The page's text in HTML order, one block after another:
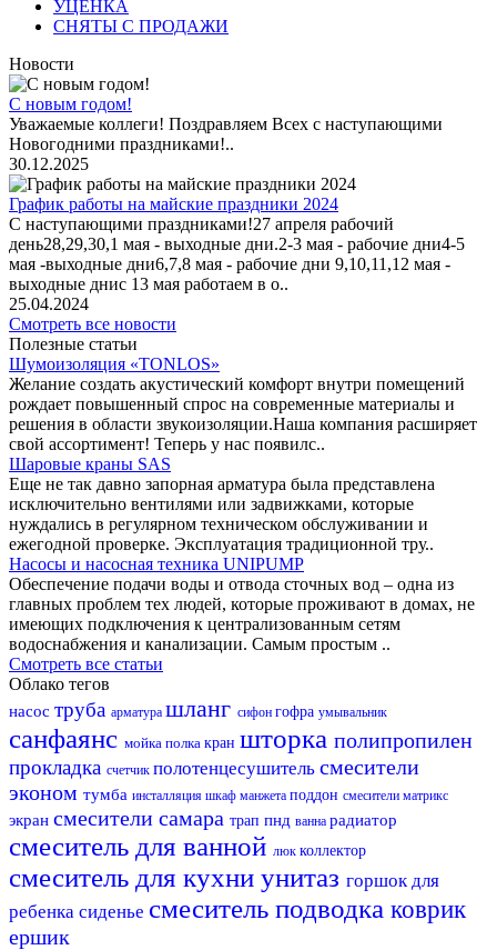
УЦЕНКА
СНЯТЫ С ПРОДАЖИ
Новости
С новым годом!
Уважаемые коллеги! Поздравляем Всех с наступающими
Новогодними праздниками!..
30.12.2025
График работы на майские праздники 2024
С наступающими праздниками!27 апреля рабочий
день28,29,30,1 мая - выходные дни.2-3 мая - рабочие дни4-5
мая -выходные дни6,7,8 мая - рабочие дни 9,10,11,12 мая -
выходные днис 13 мая работаем в о..
25.04.2024
Смотреть все новости
Полезные статьи
Шумоизоляция «TONLOS»
Желание создать акустический комфорт внутри помещений
рождает повышенный спрос на современные материалы и
решения в области звукоизоляции.Наша компания расширяет
свой ассортимент! Теперь у нас появилс..
Шаровые краны SAS
Еще не так давно запорная арматура была представлена
исключительно вентилями или задвижками, которые
нуждались в регулярном техническом обслуживании и
ежегодной проверке. Эксплуатация традиционной тру..
Насосы и насосная техника UNIPUMP
Обеспечение подачи воды и отвода сточных вод – одна из
главных проблем тех людей, которые проживают в домах, не
имеющих подключения к централизованным сетям
водоснабжения и канализации. Самым простым ..
Смотреть все статьи
Облако тегов
насос труба арматура шланг сифон гофра умывальник
санфаянс мойка полка кран шторка полипропилен
прокладка счетчик полотенцесушитель смесители
эконом тумба инсталляция шкаф манжета поддон смесители матрикс
экран смесители самара трап пнд ванна радиатор
смеситель для ванной люк коллектор
смеситель для кухни унитаз горшок для
ребенка сиденье смеситель подводка коврик
ершик